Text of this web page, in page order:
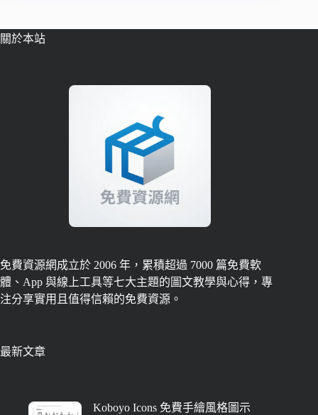
關於本站
免費資源網成立於 2006 年，累積超過 7000 篇免費軟
體、App 與線上工具等七大主題的圖文教學與心得，專
注分享實用且值得信賴的免費資源。
最新文章
Koboyo Icons 免費手繪風格圖示